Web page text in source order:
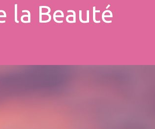
la Beauté